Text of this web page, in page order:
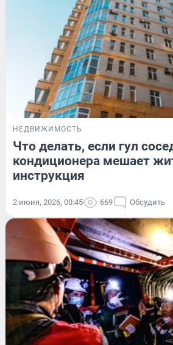
НЕДВИЖИМОСТЬ
Что делать, если гул
кондиционера мешает
инструкция
2 июня, 2026, 00:45 669 Обсудить